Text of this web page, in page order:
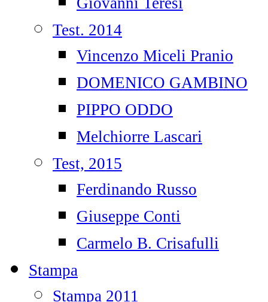
Test. 2014
Vincenzo Miceli Pranio
DOMENICO GAMBINO
PIPPO ODDO
Melchiorre Lascari
Test, 2015
Ferdinando Russo
Giuseppe Conti
Carmelo B. Crisafulli
Stampa
Stampa 2011